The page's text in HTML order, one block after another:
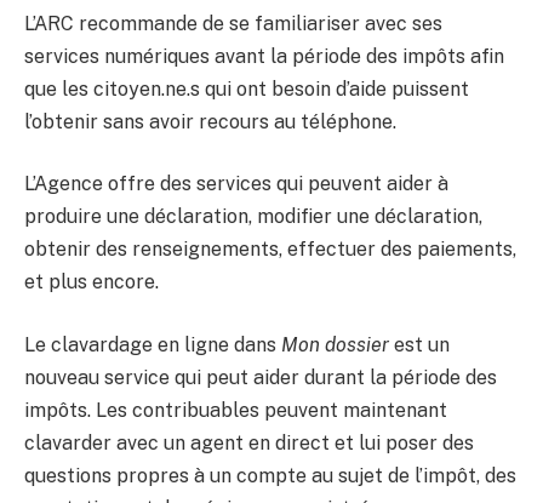
L’ARC recommande de se familiariser avec ses
services numériques avant la période des impôts afin
que les citoyen.ne.s qui ont besoin d’aide puissent
l’obtenir sans avoir recours au téléphone.
L’Agence offre des services qui peuvent aider à
produire une déclaration, modifier une déclaration,
obtenir des renseignements, effectuer des paiements,
et plus encore.
Le clavardage en ligne dans Mon dossier est un
nouveau service qui peut aider durant la période des
impôts. Les contribuables peuvent maintenant
clavarder avec un agent en direct et lui poser des
questions propres à un compte au sujet de l’impôt, des